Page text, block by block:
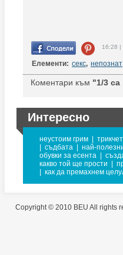
16:28 |
Елементи: секс, непознат
Коментари към "1/3 са
Интересно
неустоим грим
съдбата най-
обувки за есента
какво той ще прости
как да премахнем
Copyright © 2010 BEU All rights